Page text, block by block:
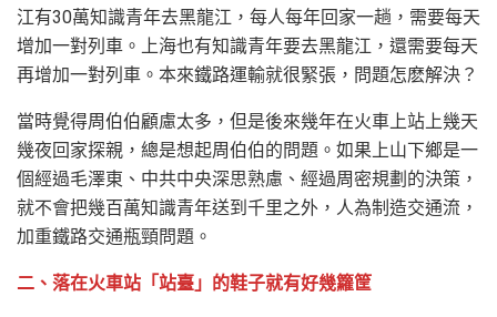
江有30萬知識青年去黑龍江，每人每年回家一趟，需要每天
增加一對列車。上海也有知識青年要去黑龍江，還需要每天
再增加一對列車。本來鐵路運輸就很緊張，問題怎麽解決？
當時覺得周伯伯顧慮太多，但是後來幾年在火車上站上幾天
幾夜回家探親，總是想起周伯伯的問題。如果上山下鄉是一
個經過毛澤東、中共中央深思熟慮、經過周密規劃的決策，
就不會把幾百萬知識青年送到千里之外，人為制造交通流，
加重鐵路交通瓶頸問題。
二、落在火車站「站臺」的鞋子就有好幾籮筐